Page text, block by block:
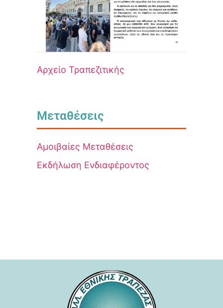
Αρχείο Τραπεζιτικής
Μεταθέσεις
Αμοιβαίες Μεταθέσεις
Εκδήλωση Ενδιαφέροντος